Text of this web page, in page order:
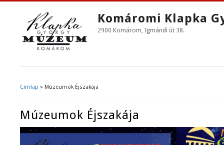
Komáromi Klapka
2900 Komárom, Igmándi út 38.
Címlap » Múzeumok Éjszakája
Múzeumok Éjszakája